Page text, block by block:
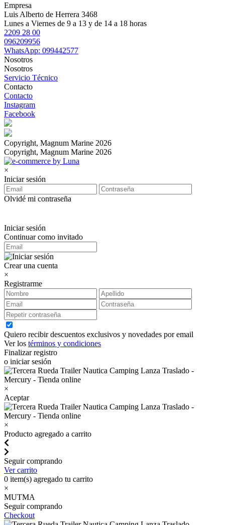
Empresa
Luis Alberto de Herrera 3468
Lunes a Viernes de 9 a 13 y de 14 a 18 horas
2209 28 00
096209956
WhatsApp: 099442577
Nosotros
Nosotros
Servicio Técnico
Contacto
Contacto
Instagram
Facebook
Copyright, Magnum Marine 2026
Copyright, Magnum Marine 2026
×
Iniciar sesión
Olvidé mi contraseña
Iniciar sesión
Continuar como invitado
Crear una cuenta
×
Registrarme
Quiero recibir descuentos exclusivos y novedades por email
Ver los términos y condiciones
Finalizar registro
o iniciar sesión
×
Aceptar
×
Producto agregado a carrito
Seguir comprando
Ver carrito
0 item(s) agregado tu carrito
×
MUTMA
Seguir comprando
Checkout